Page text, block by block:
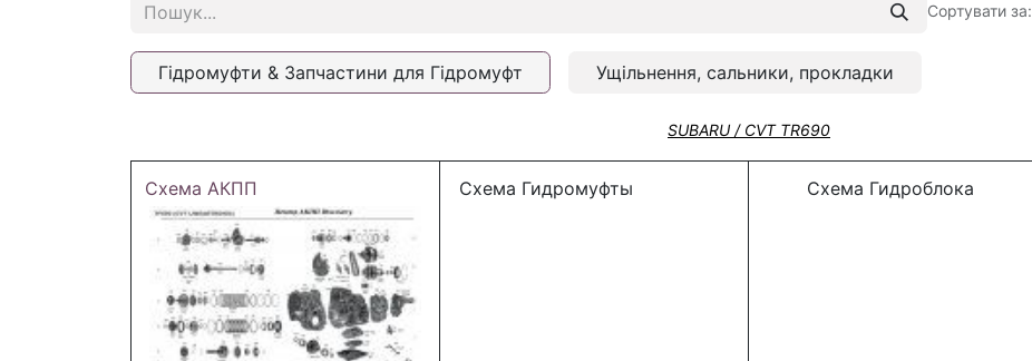
Сортувати за:
Гідромуфти & Запчастини для Гідромуфт Ущільнення, сальники, прокладки
SUBARU / CVT TR690
Схема АКПП Схема Гидромуфты Схема Гидроблока